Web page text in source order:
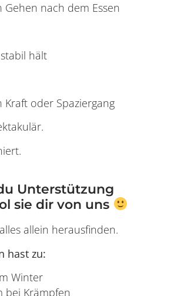
Gehen nach dem Essen
hält
Kraft oder Spaziergang
Unterstützung
sie dir von uns
allein herausfinden.
hast zu:
Winter
bei Krämpfen